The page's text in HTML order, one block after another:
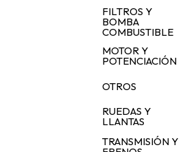
FILTROS Y
BOMBA
COMBUSTIBLE
MOTOR Y
POTENCIACIÓN
OTROS
RUEDAS Y
LLANTAS
TRANSMISIÓN Y